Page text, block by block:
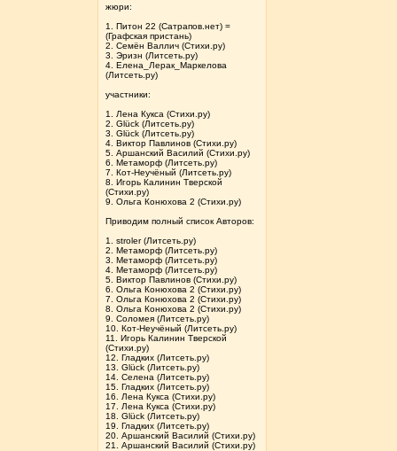
жюри:
1. Питон 22 (Сатрапов.нет) =
(Графская пристань)
2. Семён Валлич (Стихи.ру)
3. Эризн (Литсеть.ру)
4. Елена_Лерак_Маркелова
(Литсеть.ру)
участники:
1. Лена Кукса (Стихи.ру)
2. Glück (Литсеть.ру)
3. Glück (Литсеть.ру)
4. Виктор Павлинов (Стихи.ру)
5. Аршанский Василий (Стихи.ру)
6. Метаморф (Литсеть.ру)
7. Кот-Неучёный (Литсеть.ру)
8. Игорь Калинин Тверской
(Стихи.ру)
9. Ольга Конюхова 2 (Стихи.ру)
Приводим полный список Авторов:
1. stroler (Литсеть.ру)
2. Метаморф (Литсеть.ру)
3. Метаморф (Литсеть.ру)
4. Метаморф (Литсеть.ру)
5. Виктор Павлинов (Стихи.ру)
6. Ольга Конюхова 2 (Стихи.ру)
7. Ольга Конюхова 2 (Стихи.ру)
8. Ольга Конюхова 2 (Стихи.ру)
9. Соломея (Литсеть.ру)
10. Кот-Неучёный (Литсеть.ру)
11. Игорь Калинин Тверской
(Стихи.ру)
12. Гладких (Литсеть.ру)
13. Glück (Литсеть.ру)
14. Селена (Литсеть.ру)
15. Гладких (Литсеть.ру)
16. Лена Кукса (Стихи.ру)
17. Лена Кукса (Стихи.ру)
18. Glück (Литсеть.ру)
19. Гладких (Литсеть.ру)
20. Аршанский Василий (Стихи.ру)
21. Аршанский Василий (Стихи.ру)